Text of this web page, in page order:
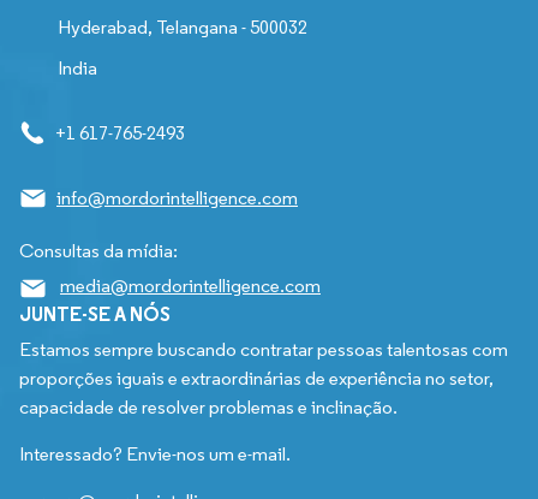
Hyderabad, Telangana - 500032
India
+1 617-765-2493
info@mordorintelligence.com
Consultas da mídia:
media@mordorintelligence.com
JUNTE-SE A NÓS
Estamos sempre buscando contratar pessoas talentosas com
proporções iguais e extraordinárias de experiência no setor,
capacidade de resolver problemas e inclinação.
Interessado? Envie-nos um e-mail.